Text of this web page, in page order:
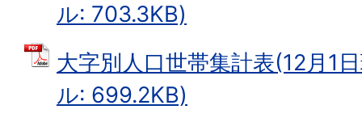
ル: 703.3KB)
大字別人口世帯集計表(12月1
ル: 699.2KB)